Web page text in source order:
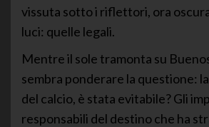
vissuta sotto i riflettori, ora
luci: quelle legali.
Mentre il sole tramonta su
sembra ponderare la questione:
del calcio, è stata evitabile? Gli
responsabili del destino che ha